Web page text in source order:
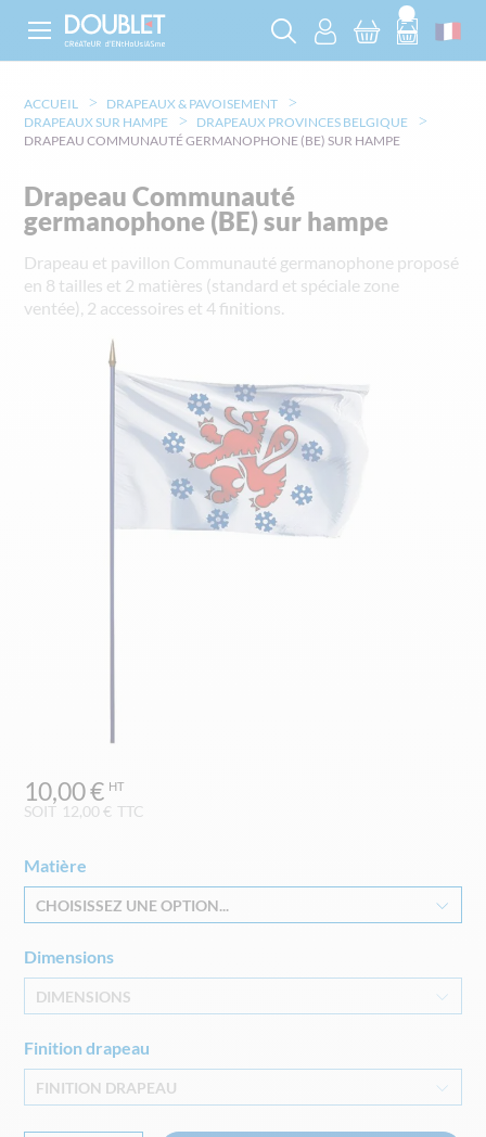
ACCUEIL
DRAPEAUX & PAVOISEMENT
DRAPEAUX SUR HAMPE
DRAPEAUX PROVINCES BELGIQUE
DRAPEAU COMMUNAUTÉ GERMANOPHONE (BE) SUR HAMPE
SOIT 12,00 € TTC
10,00 €
Matière
CHOISISSEZ UNE OPTION...
Dimensions
DIMENSIONS
Finition drapeau
FINITION DRAPEAU
Drapeau Communauté
germanophone (BE) sur hampe
Drapeau et pavillon Communauté germanophone proposé
en 8 tailles et 2 matières (standard et spéciale zone
ventée), 2 accessoires et 4 finitions.
to
the
the
gallery